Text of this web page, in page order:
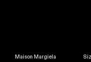
Maison Margiela